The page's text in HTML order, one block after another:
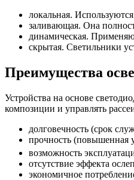
локальная.
заливающая. Она
динамическая.
скрытая. Светильники
Преимущества
Устройства на основе
композиции и управлять
долговечность (срок
прочность (повышенная
возможность
отсутствие эффекта
экономичное